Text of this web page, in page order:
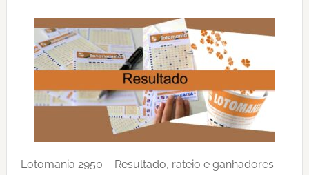
Lotomania 2950 – Resultado, rateio e ganhadores